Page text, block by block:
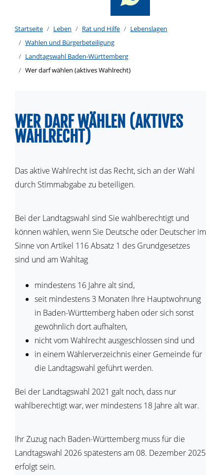
Startseite Leben Rat und Hilfe
Lebenslagen
Wahlen und Bürgerbeteiligung
Landtagswahl Baden-Württemberg
Wer darf wählen (aktives Wahlrecht)
WER DARF WÄHLEN (AKTIVES
WAHLRECHT)
Das aktive Wahlrecht ist das Recht, sich an der Wahl
durch Stimmabgabe zu beteiligen.
Bei der Landtagswahl sind Sie wahlberechtigt und
können wählen, wenn Sie Deutsche oder Deutscher im
Sinne von Artikel 116 Absatz 1 des Grundgesetzes
sind und am Wahltag
mindestens 16 Jahre alt sind,
seit mindestens 3 Monaten Ihre Hauptwohnung
in Baden-Württemberg haben oder sich sonst
gewöhnlich dort aufhalten,
nicht vom Wahlrecht ausgeschlossen sind und
in einem Wählerverzeichnis einer Gemeinde für
die Landtagswahl geführt werden.
Bei der Landtagswahl 2021 galt noch, dass nur
wahlberechtigt war, wer mindestens 18 Jahre alt war.
Ihr Zuzug nach Baden-Württemberg muss für die
Landtagswahl 2026 spätestens am 08. Dezember 2025
erfolgt sein.